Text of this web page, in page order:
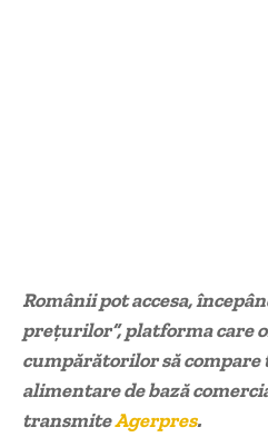
Românii pot accesa,
preţurilor”, platforma care
cumpărătorilor să compare
alimentare de bază
transmiteAgerpres.